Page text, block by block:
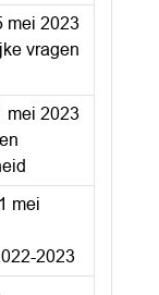
mei 2023
vragen
mei 2023
mei
2023